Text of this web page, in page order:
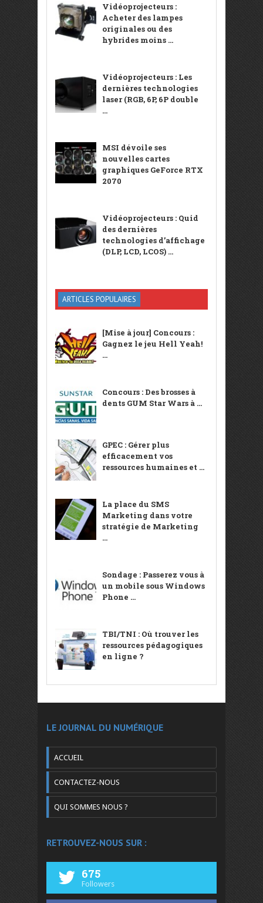
Vidéoprojecteurs :
Acheter des lampes
originales ou des
hybrides moins ...
Vidéoprojecteurs : Les
dernières technologies
laser (RGB, 6P, 6P double
...
MSI dévoile ses
nouvelles cartes
graphiques GeForce RTX
2070
Vidéoprojecteurs : Quid
des dernières
technologies d’affichage
(DLP, LCD, LCOS) ...
ARTICLES POPULAIRES
[Mise à jour] Concours :
Gagnez le jeu Hell Yeah!
...
Concours : Des brosses à
dents GUM Star Wars à ...
GPEC : Gérer plus
efficacement vos
ressources humaines et ...
La place du SMS
Marketing dans votre
stratégie de Marketing
...
Sondage : Passerez vous à
un mobile sous Windows
Phone ...
TBI/TNI : Où trouver les
ressources pédagogiques
en ligne ?
LE JOURNAL DU NUMÉRIQUE
ACCUEIL
CONTACTEZ-NOUS
QUI SOMMES NOUS ?
RETROUVEZ-NOUS SUR :
675
Followers